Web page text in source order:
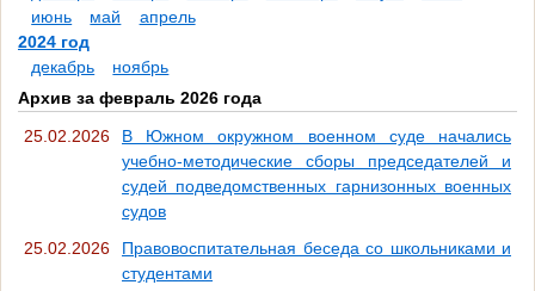
июнь
май
апрель
2024 год
декабрь
ноябрь
Архив за февраль 2026 года
25.02.2026
В Южном окружном военном суде начались
учебно-методические сборы председателей и
судей подведомственных гарнизонных военных
судов
25.02.2026
Правовоспитательная беседа со школьниками и
студентами